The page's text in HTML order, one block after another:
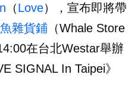
（Love），宣布即將帶
雜貨鋪 （Whale Store
在台北Westar舉辦
SIGNAL In Taipei》